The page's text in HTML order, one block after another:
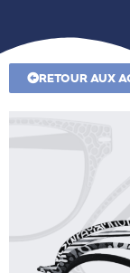
RETOUR AUX